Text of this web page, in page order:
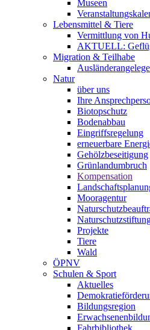
Museen
Lebensmittel & Tiere
Vermittlung von
AKTUELL:
Migration & Teilhabe
Natur
über uns
Ihre
Biotopschutz
Bodenabbau
Eingriffsregelung
erneuerbare
Gehölzbeseitigung
Grünlandumbruch
Kompensation
Mooragentur
Projekte
Tiere
Wald
ÖPNV
Schulen & Sport
Aktuelles
Bildungsregion
Fahrbibliothek